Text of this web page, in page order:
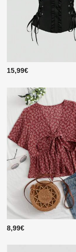
15,99€
8,99€